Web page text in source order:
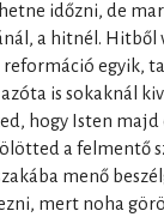
időzni, de
a hitnél. Hitből
reformáció egyik,
is sokaknál
hogy Isten majd
a felmentő
menő
mert noha